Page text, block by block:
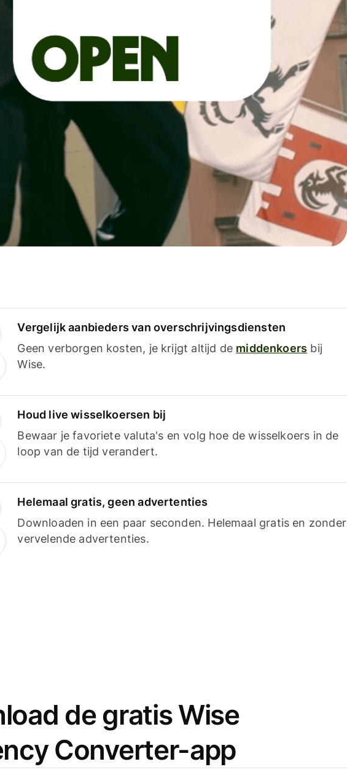
Vergelijk aanbieders van overschrijvingsdiensten
Geen verborgen kosten, je krijgt altijd de middenkoers bij
Wise.
Houd live wisselkoersen bij
Bewaar je favoriete valuta's en volg hoe de wisselkoers in de
loop van de tijd verandert.
Helemaal gratis, geen advertenties
Downloaden in een paar seconden. Helemaal gratis en zonder
vervelende advertenties.
de gratis Wise
Converter-app